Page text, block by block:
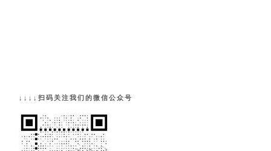
↓↓↓↓扫码关注我们的微信公众号